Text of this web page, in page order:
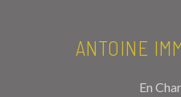
ANTOINE
En